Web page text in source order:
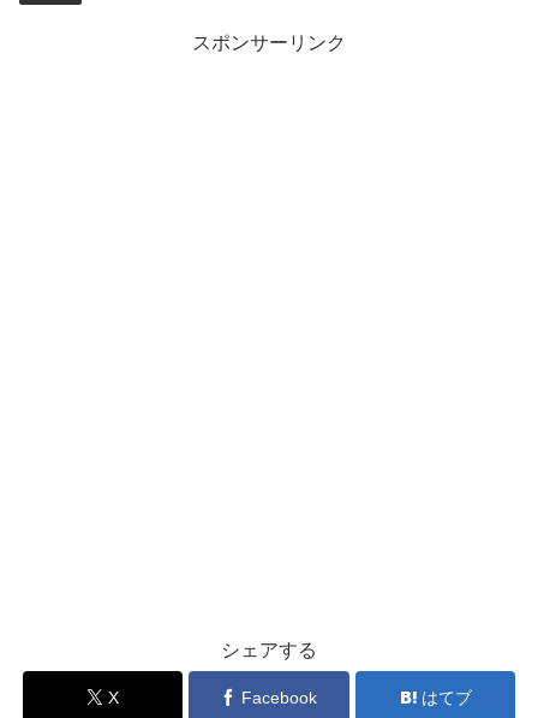
スポンサーリンク
シェアする
X Facebook はてブ